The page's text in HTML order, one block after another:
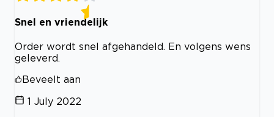
Snel en vriendelijk
Order wordt snel afgehandeld. En volgens wens
geleverd.
Beveelt aan
1 July 2022